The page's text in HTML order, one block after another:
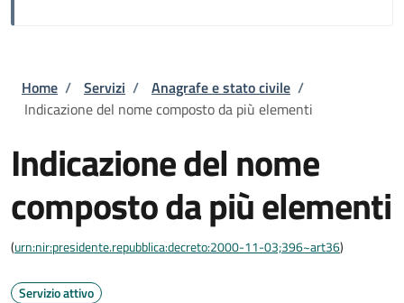
Briciole di pane
Home / Servizi / Anagrafe e stato civile /
Indicazione del nome composto da più elementi
Indicazione del nome
composto da più elementi
(urn:nir:presidente.repubblica:decreto:2000-11-03;396~art36)
Servizio attivo